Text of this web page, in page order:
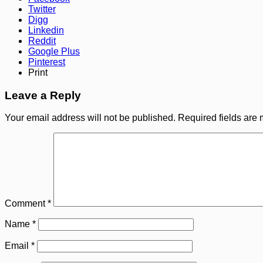
Twitter
Digg
Linkedin
Reddit
Google Plus
Pinterest
Print
Leave a Reply
Your email address will not be published. Required fields are
Comment*
Name *
Email *